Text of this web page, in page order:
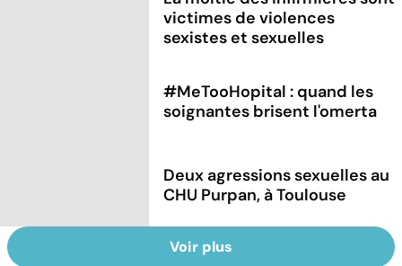
victimes de violences
sexistes et sexuelles
#MeTooHopital : quand les
soignantes brisent l'omerta
Deux agressions sexuelles au
CHU Purpan, à Toulouse
Voir plus